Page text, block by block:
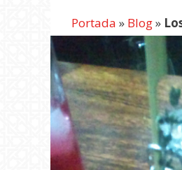
Portada » Blog»